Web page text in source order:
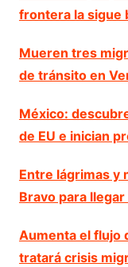
frontera la sigue
Mueren tres
de tránsito en
México:
de EU e inician
Entre lágrimas y
Bravo para llegar
Aumenta el flujo
tratará crisis